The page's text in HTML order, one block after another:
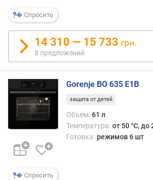
н
о
б
ъ
е
м
(
л
)
ы
Спросить
14 310 — 15 733 грн.
8 предложений
Спросить
Gorenje BO 635 E1B
защита от детей
Объем: 61 л
Температура: от 50 °C, до
Готовка: режимов 6 шт